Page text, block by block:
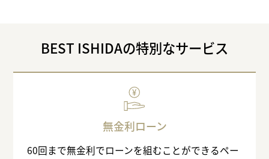
BEST ISHIDAの特別なサービス
無金利ローン
60回まで無金利でローンを組むことができるペー